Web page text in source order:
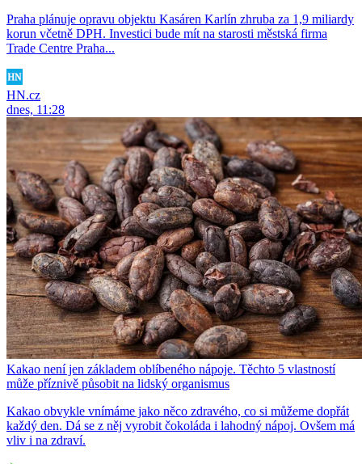
Praha plánuje opravu objektu Kasáren Karlín zhruba za 1,9 miliardy
korun včetně DPH. Investici bude mít na starosti městská firma
Trade Centre Praha...
HN.cz
dnes, 11:28
Kakao není jen základem oblíbeného nápoje. Těchto 5 vlastností
může příznivě působit na lidský organismus
Kakao obvykle vnímáme jako něco zdravého, co si můžeme dopřát
každý den. Dá se z něj vyrobit čokoláda i lahodný nápoj. Ovšem má
vliv i na zdraví.